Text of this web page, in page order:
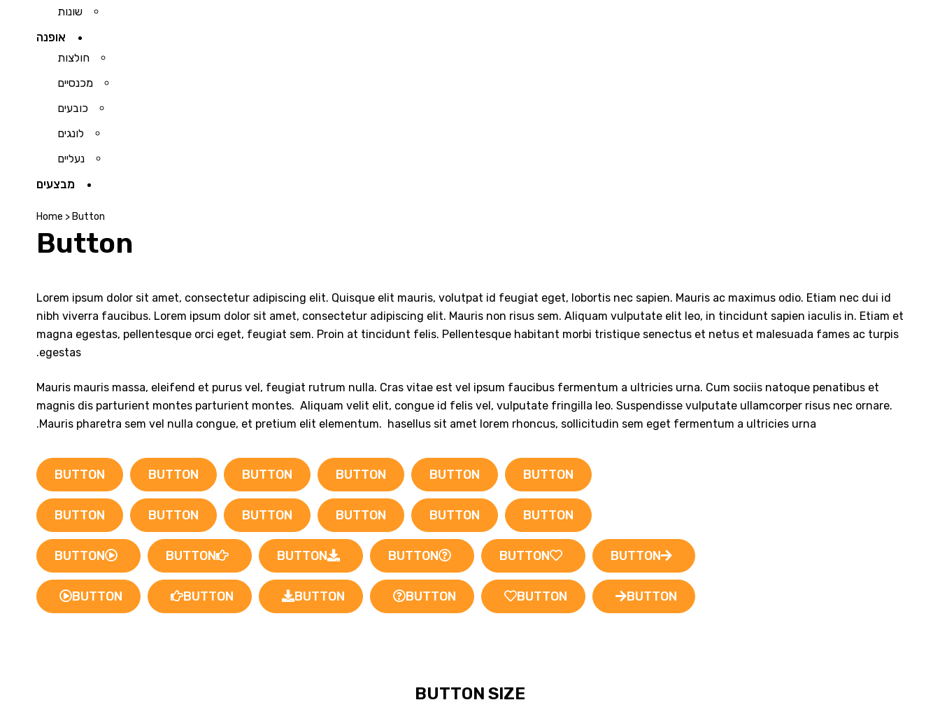
שונות
אופנה
חולצות
מכנסיים
כובעים
לונגים
נעליים
מבצעים
Home > Button
Button
Lorem ipsum dolor sit amet, consectetur adipiscing elit. Quisque elit mauris, volutpat id feugiat eget, lobortis nec sapien. Mauris ac maximus odio. Etiam nec dui id
nibh viverra faucibus. Lorem ipsum dolor sit amet, consectetur adipiscing elit. Mauris non risus sem. Aliquam vulputate elit leo, in tincidunt sapien iaculis in. Etiam et
magna egestas, pellentesque orci eget, feugiat sem. Proin at tincidunt felis. Pellentesque habitant morbi tristique senectus et netus et malesuada fames ac turpis
egestas.
Mauris mauris massa, eleifend et purus vel, feugiat rutrum nulla. Cras vitae est vel ipsum faucibus fermentum a ultricies urna. Cum sociis natoque penatibus et
magnis dis parturient montes parturient montes. Aliquam velit elit, congue id felis vel, vulputate fringilla leo. Suspendisse vulputate ullamcorper risus nec ornare.
Mauris pharetra sem vel nulla congue, et pretium elit elementum. hasellus sit amet lorem rhoncus, sollicitudin sem eget fermentum a ultricies urna.
BUTTON
BUTTON
BUTTON
BUTTON
BUTTON
BUTTON
BUTTON
BUTTON
BUTTON
BUTTON
BUTTON
BUTTON
BUTTON
BUTTON
BUTTON
BUTTON
BUTTON
BUTTON
BUTTON
BUTTON
BUTTON
BUTTON
BUTTON
BUTTON
BUTTON SIZE